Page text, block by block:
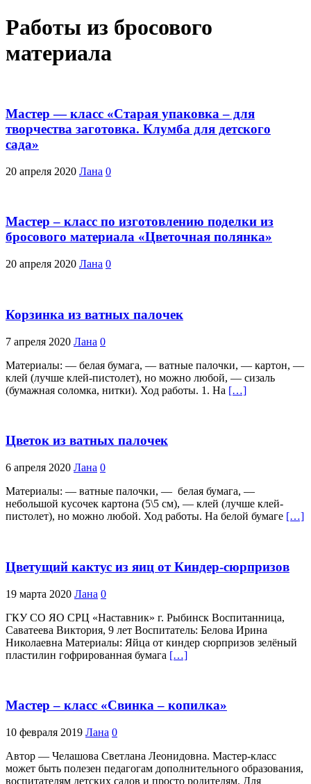
Работы из бросового
материала
Мастер — класс «Старая упаковка – для
творчества заготовка. Клумба для детского
сада»
20 апреля 2020 Лана 0
Мастер – класс по изготовлению поделки из
бросового материала «Цветочная полянка»
20 апреля 2020 Лана 0
Корзинка из ватных палочек
7 апреля 2020 Лана 0
Материалы: — белая бумага, — ватные палочки, — картон, —
клей (лучше клей-пистолет), но можно любой, — сизаль
(бумажная соломка, нитки). Ход работы. 1. На […]
Цветок из ватных палочек
6 апреля 2020 Лана 0
Материалы: — ватные палочки, — белая бумага, —
небольшой кусочек картона (5\5 см), — клей (лучше клей-
пистолет), но можно любой. Ход работы. На белой бумаге […]
Цветущий кактус из яиц от Киндер-сюрпризов
19 марта 2020 Лана 0
ГКУ СО ЯО СРЦ «Наставник» г. Рыбинск Воспитанница,
Саватеева Виктория, 9 лет Воспитатель: Белова Ирина
Николаевна Материалы: Яйца от киндер сюрпризов зелёный
пластилин гофрированная бумага […]
Мастер – класс «Свинка – копилка»
10 февраля 2019 Лана 0
Автор — Челашова Светлана Леонидовна. Мастер-класс
может быть полезен педагогам дополнительного образования,
воспитателям детских садов и просто родителям. Для